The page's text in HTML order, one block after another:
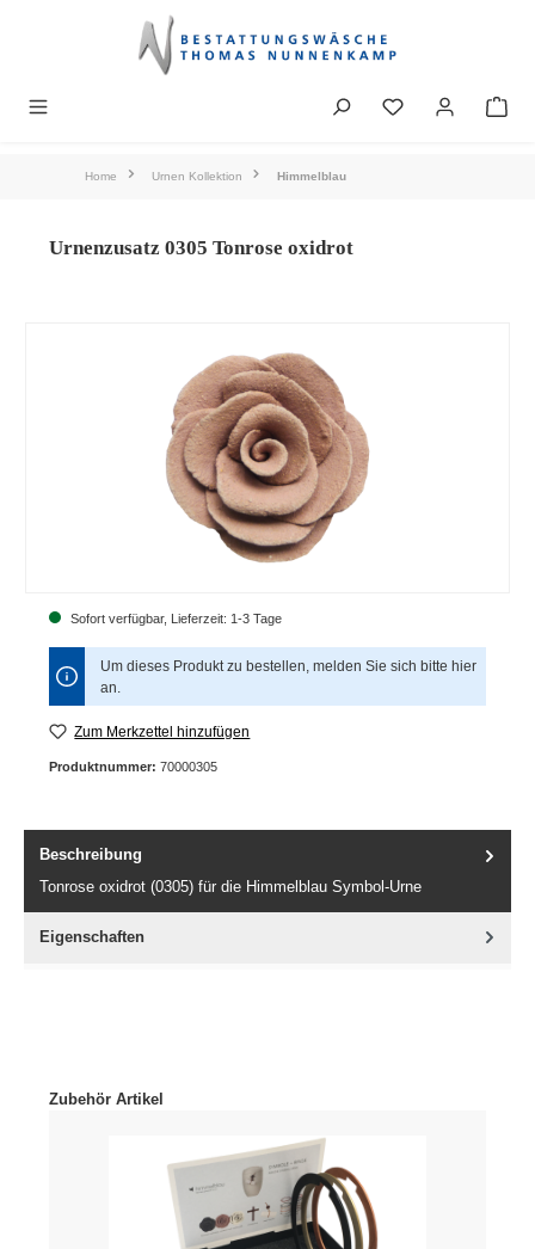
Home Urnen Kollektion Himmelblau
Urnenzusatz 0305 Tonrose oxidrot
Sofort verfügbar, Lieferzeit: 1-3 Tage
Um dieses Produkt zu bestellen, melden Sie sich bittehier
an.
Zum Merkzettel hinzufügen
Produktnummer: 70000305
Beschreibung
Tonrose oxidrot (0305) für die Himmelblau Symbol-Urne
Eigenschaften
Produktgalerie überspringen
Zubehör Artikel